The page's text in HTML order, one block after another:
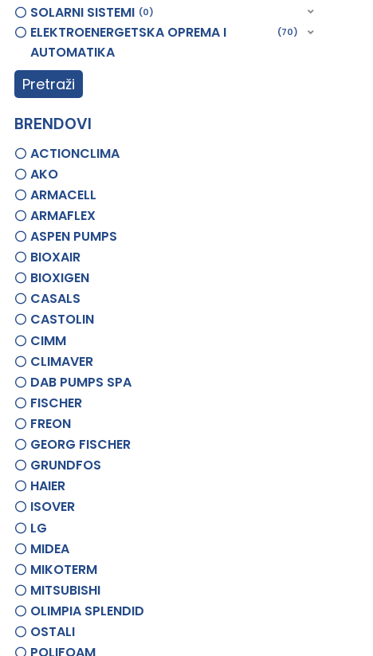
SOLARNI SISTEMI 0
ELEKTROENERGETSKA OPREMA I
AUTOMATIKA
70
Pretraži
BRENDOVI
ACTIONCLIMA
AKO
ARMACELL
ARMAFLEX
ASPEN PUMPS
BIOXAIR
BIOXIGEN
CASALS
CASTOLIN
CIMM
CLIMAVER
DAB PUMPS SPA
FISCHER
FREON
GEORG FISCHER
GRUNDFOS
HAIER
ISOVER
LG
MIDEA
MIKOTERM
MITSUBISHI
OLIMPIA SPLENDID
OSTALI